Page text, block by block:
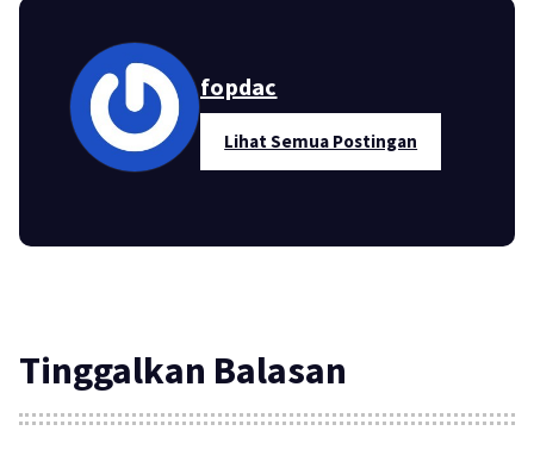
fopdac
Lihat Semua Postingan
Tinggalkan Balasan